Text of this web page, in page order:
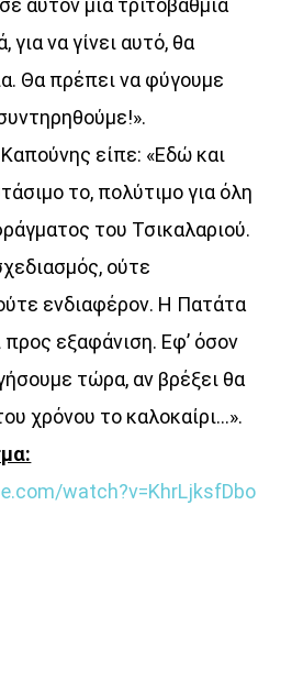
αυτόν μία τριτοβάθμια
να γίνει αυτό, θα
Θα πρέπει να φύγουμε
είπε: «Εδώ και
το, πολύτιμο για όλη
του Τσικαλαριού.
ούτε
ενδιαφέρον. Η Πατάτα
εξαφάνιση. Εφ’ όσον
τώρα, αν βρέξει θα
χρόνου το καλοκαίρι…».
watch?v=KhrLjksfDbo